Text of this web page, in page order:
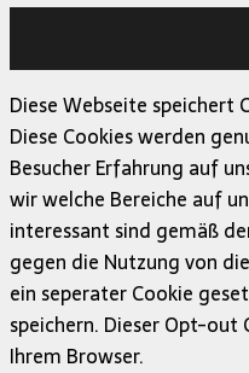
Diese Webseite speichert
Diese Cookies werden
Besucher Erfahrung auf
wir welche Bereiche auf
interessant sind gemäß
gegen die Nutzung von
ein seperater Cookie
speichern. Dieser Opt-out
Ihrem Browser.